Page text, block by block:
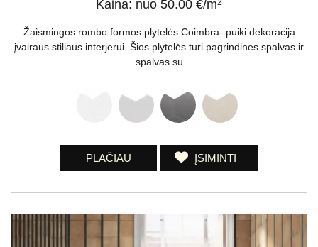
Kaina: nuo 50.00 €/m2
Žaismingos rombo formos plytelės Coimbra- puiki dekoracija
įvairaus stiliaus interjerui. Šios plytelės turi pagrindines spalvas ir
spalvas su
PLAČIAU ĮSIMINTI